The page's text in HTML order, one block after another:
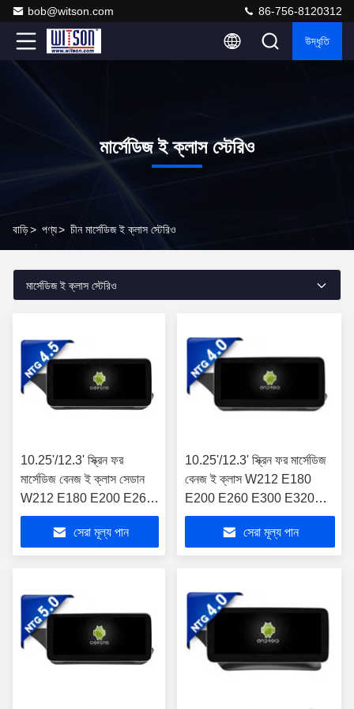
bob@witson.com 86-756-8120312
উদ্ধৃতি
মার্সেডিজ ই ক্লাস স্টেরিও
বাড়ি> পণ্য> চীন মার্সেডিজ ই ক্লাস স্টেরিও
মার্সেডিজ ই ক্লাস স্টেরিও
10.25'/12.3' স্ক্রিন ফর
মার্সেডিজ বেনজ ই ক্লাস সেডান
W212 E180 E200 E260
E300 E320 E350 E400
E500 E550 E63AMG
2013-2015 NTG4.5
সেরা মূল্য পান
10.25'/12.3' স্ক্রিন ফর মার্সেডিজ
বেনজ ই ক্লাস W212 E180
E200 E260 E300 E320
2010-2012 NTG4.0
অ্যান্ড্রয়েড মাল্টিমিডিয়া প্লেয়ার
সেরা মূল্য পান